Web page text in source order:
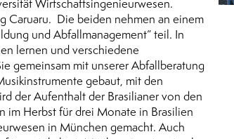
Wirtschaftsingenieurwesen.
Caruaru. Die beiden nehmen an einem
und Abfallmanagement“ teil. In
lernen und verschiedene
gemeinsam mit unserer Abfallberatung
gebaut, mit den
der Aufenthalt der Brasilianer von den
im Herbst für drei Monate in Brasilien
in München gemacht. Auch